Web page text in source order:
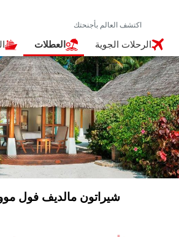
الجوية العطلات الرحلات
شيراتون مالديف فول موون